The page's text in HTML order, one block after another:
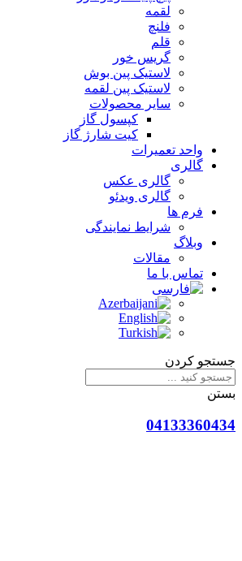
لقمه
فلنچ
قلم
گریس خور
لاستیک پین بوش
لاستیک پین لقمه
سایر محصولات
کپسول گاز
کیت شارژ گاز
واحد تعمیرات
گالری
گالری عکس
گالری ویدئو
فرم ها
شرایط نمایندگی
وبلاگ
مقالات
تماس با ما
جستجو کردن
بستن
04133360434